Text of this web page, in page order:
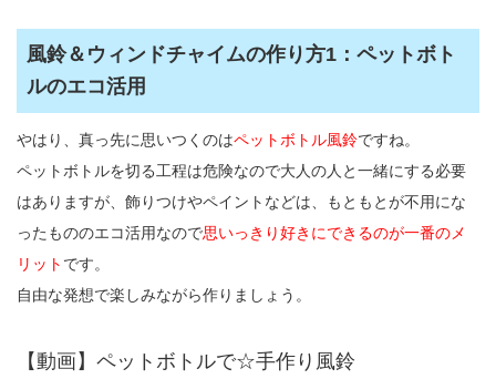
風鈴＆ウィンドチャイムの作り方1：ペットボト
ルのエコ活用
やはり、真っ先に思いつくのはペットボトル風鈴ですね。
ペットボトルを切る工程は危険なので大人の人と一緒にする必要
はありますが、飾りつけやペイントなどは、もともとが不用にな
ったもののエコ活用なので思いっきり好きにできるのが一番のメ
リット です。
自由な発想で楽しみながら作りましょう。
【動画】ペットボトルで☆手作り風鈴